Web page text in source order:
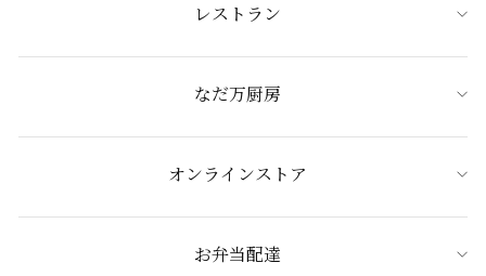
レストラン
なだ万厨房
オンラインストア
お弁当配達